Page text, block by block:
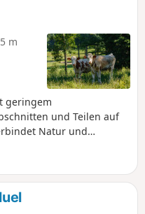
m
geringem
und Teilen auf
Natur und